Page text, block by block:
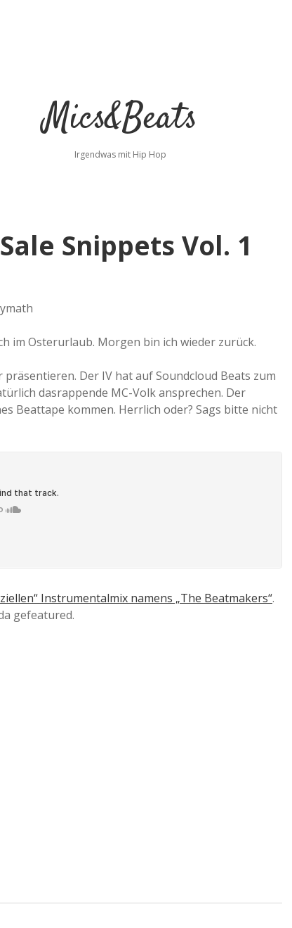
Mics&Beats
Irgendwas mit Hip Hop
Snippets Vol. 1
im Osterurlaub. Morgen bin ich wieder zurück.
Der IV hat auf Soundcloud Beats zum
dasrappende MC-Volk ansprechen. Der
Beattape kommen. Herrlich oder? Sags bitte nicht
Instrumentalmix namens „The Beatmakers“.
gefeatured.